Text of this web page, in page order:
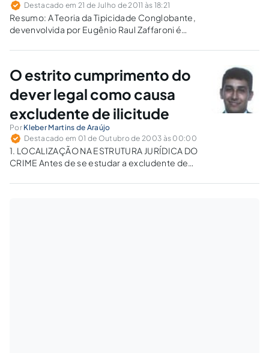
Destacado em 21 de Julho de 2011 às 18:21
Resumo: A Teoria da Tipicidade Conglobante,
devenvolvida por Eugênio Raul Zaffaroni é
aplicabilidade em diversos julgados dos
refere a análise de casos envolvendo o estrito
cumprimento de um dever…
O estrito cumprimento do
dever legal como causa
excludente de ilicitude
Por Kleber Martins de Araújo
Destacado em 01 de Outubro de 2003 às 00:00
1. LOCALIZAÇÃO NA ESTRUTURA JURÍDICA DO
CRIME Antes de se estudar a excludente de
legal", é imprescindível fazer a localização